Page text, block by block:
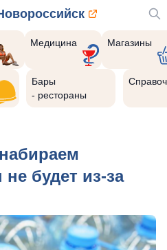
Медицина Магазины
Бары
- рестораны
будет из-за